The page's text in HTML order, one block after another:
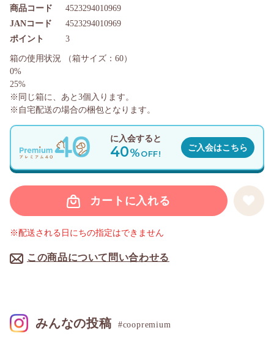
商品コード 4523294010969
ポイント 3
JANコード 4523294010969
カートに入れる
この商品について問い合わせる
※配送される日にちの指定はできません
に入会すると
40%OFF!
ご入会はこちら
箱の使用状況
（箱サイズ：60）
0%
25%
※同じ箱に、あと 3個入ります。
※自宅配送の場合の梱包となります。
みんなの投稿 #coopremium